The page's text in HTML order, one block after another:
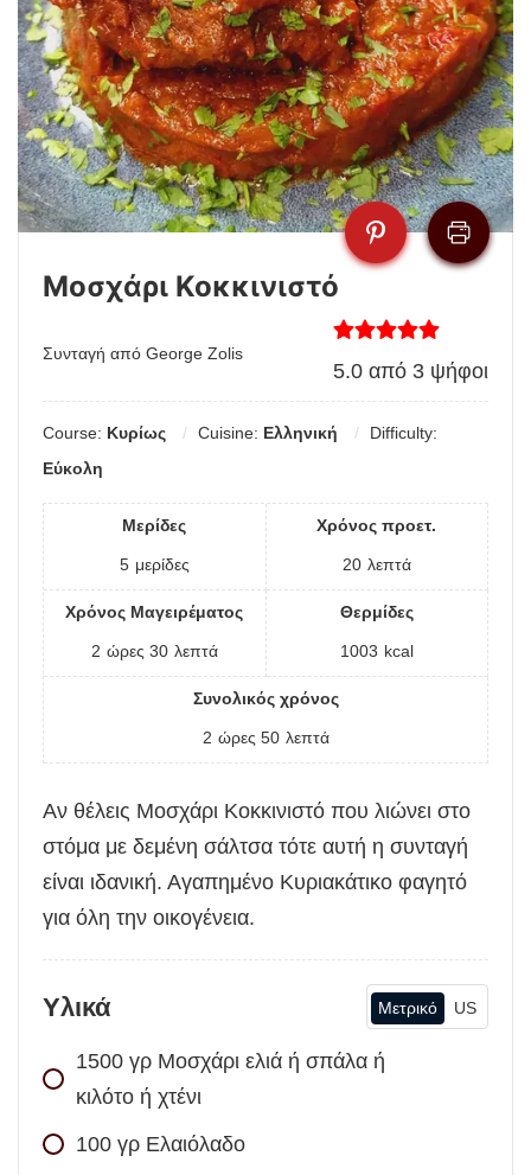
Μοσχάρι Κοκκινιστό
Συνταγή από George Zolis
5.0 από 3 ψήφοι
Course: Κυρίως Cuisine: Ελληνική
Difficulty:
Εύκολη
Μερίδες
5 μερίδες
Χρόνος προετ.
20 λεπτά
Χρόνος Μαγειρέματος
2 ώρες 30 λεπτά
Θερμίδες
1003 kcal
Συνολικός χρόνος
2 ώρες 50 λεπτά
Αν θέλεις Μοσχάρι Κοκκινιστό που λιώνει στο
στόμα με δεμένη σάλτσα τότε αυτή η συνταγή
είναι ιδανική. Αγαπημένο Κυριακάτικο φαγητό
για όλη την οικογένεια.
Υλικά Μετρικό US
1500 γρ Μοσχάρι ελιά ή σπάλα ή
κιλότο ή χτένι
100 γρ Ελαιόλαδο